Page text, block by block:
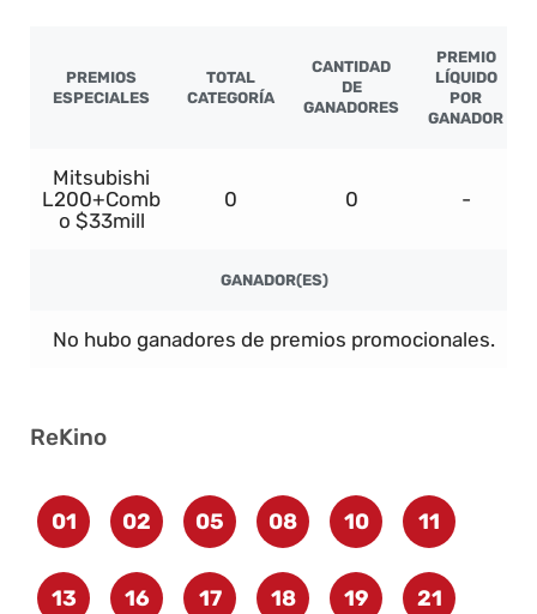
PREMIOS
ESPECIALES
TOTAL
CATEGORÍA
CANTIDAD
DE
GANADORES
PREMIO
LÍQUIDO
POR
GANADOR
Mitsubishi
L200+Comb
o $33mill
0 0 -
GANADOR(ES)
No hubo ganadores de premios promocionales.
ReKino
01 02 05 08 10 11
13 16 17 18 19 21